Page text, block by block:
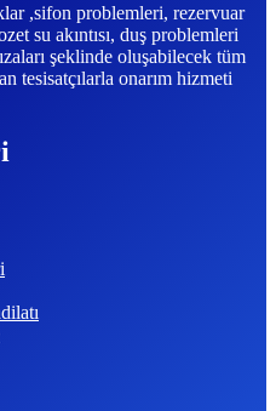
,sifon problemleri, rezervuar
su akıntısı, duş problemleri
şeklinde oluşabilecek tüm
tesisatçılarla onarım hizmeti